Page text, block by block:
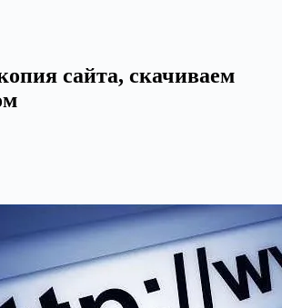
сайта, скачиваем